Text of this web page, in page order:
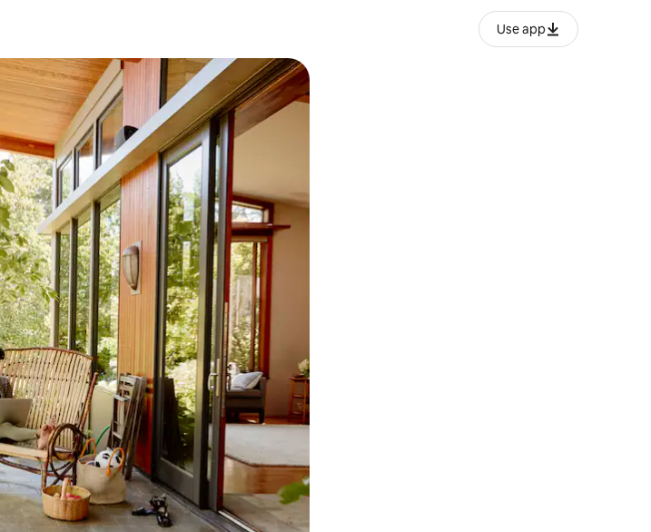
Use app
надолу или истражувајте со допирање или со лизгање.